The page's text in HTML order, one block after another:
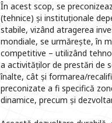
În acest scop, se
(tehnice) și instituționale
stabile, vizând atragerea
mondiale, se urmărește, în
competitive – utilizând
a activităților de prestări de
înalte, cât și formarea/
preconizate a fi specifică
dinamice, precum și